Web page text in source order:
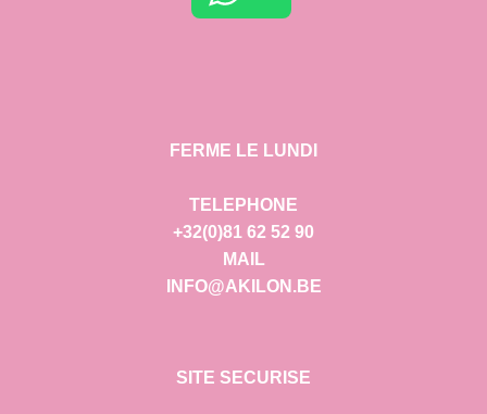
FERME LE LUNDI
TELEPHONE
+32(0)81 62 52 90
MAIL
INFO@AKILON.BE
SITE SECURISE